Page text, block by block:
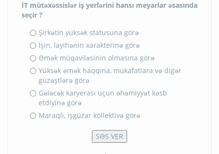
İT mütəxəssislər iş yerlərini hansı meyarlar əsasında
seçir ?
Şirkətin yüksək statusuna görə
İşin, layihənin xarakterinə görə
Əmək müqaviləsinin olmasına görə
Yüksək əmək haqqına, mükafatlara və digər
güzəştlərə görə
Gələcək karyerası üçün əhəmiyyət kəsb
etdiyinə görə
Maraqlı, işgüzar kollektivə görə